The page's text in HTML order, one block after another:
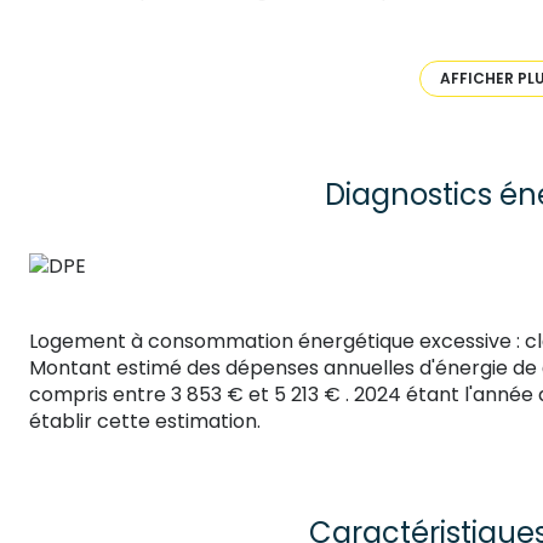
Contactez-moi pour une visite Jessica Bourgouin au
Faure Guillaume Numéro de carte professionnelle CPI
- CCI de la Haute Loire valable jusqu’au 11/04/2027
AFFICHER
Diagnostics
Logement à consommation énergétique excessive :
Montant estimé des dépenses annuelles d'énergie
compris entre 3 853 € et 5 213 € . 2024 étant
établir cette estimation.